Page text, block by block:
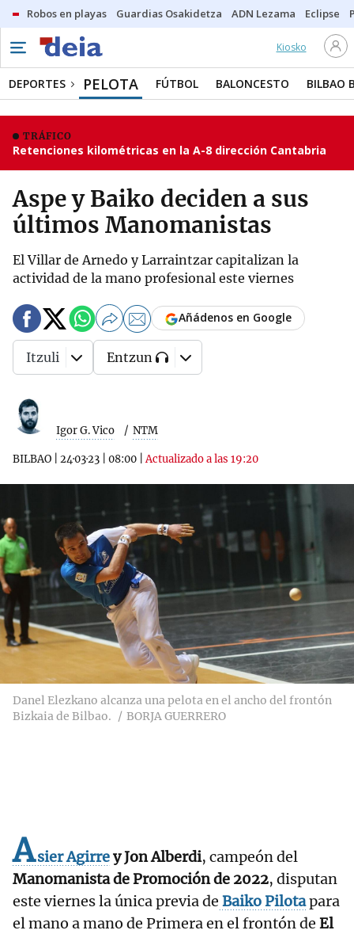
Robos en playas Guardias Osakidetza ADN Lezama Eclipse
Kiosko
DEPORTES PELOTA FÚTBOL BALONCESTO BILBAO
TRÁFICO
Retenciones kilométricas en la A-8 dirección Cantabria
Aspe y Baiko deciden a sus
últimos Manomanistas
El Villar de Arnedo y Larraintzar capitalizan la
actividad de la mano profesional este viernes
Igor G. Vico NTM
BILBAO 24·03·23 08:00 |Actualizado a las 19:20
Añádenos en Google
Itzuli Entzun
Danel Elezkano alcanza una pelota en el ancho del frontón
Bizkaia de Bilbao.
BORJA GUERRERO
Asier Agirrey Jon Alberdi, campeón del
Manomanista de Promoción de 2022, disputan
este viernes la única previa de Baiko Pilotapara
el mano a mano de Primera en el frontón de El